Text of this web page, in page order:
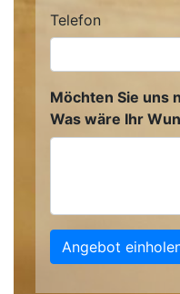
Telefon
Möchten Sie uns
Was wäre Ihr
Angebot